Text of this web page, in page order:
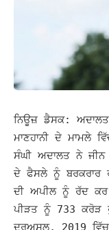
ਨਿਊਜ਼ ਡੈਸਕ:
ਮਾਣਹਾਨੀ ਦੇ ਮਾਮਲੇ
ਸੰਘੀ ਅਦਾਲਤ ਨੇ ਜੀਨ
ਦੇ ਫੈਸਲੇ ਨੂੰ ਬਰਕਰਾਰ
ਦੀ ਅਪੀਲ ਨੂੰ ਰੱਦ ਕਰ
ਪੀੜਤ ਨੂੰ 733 ਕਰੋੜ
ਦਰਅਸਲ, 2019